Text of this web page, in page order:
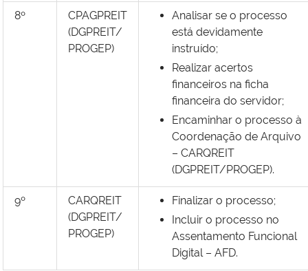
8º
CPAGPREIT
(DGPREIT/
PROGEP)
Analisar se o processo
está devidamente
instruído;
Realizar acertos
financeiros na ficha
financeira do servidor;
Encaminhar o processo à
Coordenação de Arquivo
– CARQREIT
(DGPREIT/PROGEP).
9º
CARQREIT
(DGPREIT/
PROGEP)
Finalizar o processo;
Incluir o processo no
Assentamento Funcional
Digital – AFD.